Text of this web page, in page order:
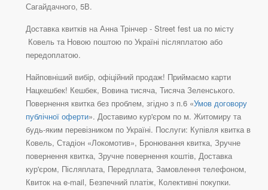
Сагайдачного, 5В.
Доставка квитків на Анна Трінчер - Street fest ua по місту
Ковель та Новою поштою по Україні післяплатою або
передоплатою.
Найповніший вибір, офіційний продаж! Приймаємо карти
Нацкешбек! Кешбек, Вовина тисяча, Тисяча Зеленського.
Повернення квитка без проблем, згідно з п.6 «Умов договору
публічної оферти». Доставимо кур'єром по м. Житомиру та
будь-яким перевізником по Україні. Послуги: Купівля квитка в
Ковель, Стадіон «Локомотив», Бронювання квитка, Зручне
повернення квитка, Зручне повернення коштів, Доставка
кур'єром, Післяплата, Передплата, Замовлення телефоном,
Квиток на e-mail, Безпечний платіж, Колективні покупки.